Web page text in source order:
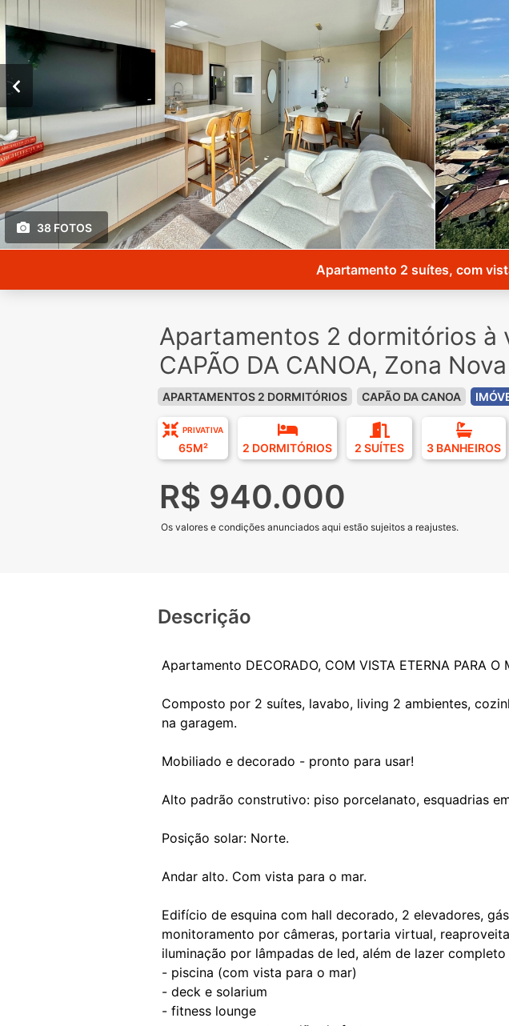
38 FOTOS
Apartamento 2 suítes, com
Apartamentos 2 dormitórios à
CAPÃO DA CANOA, Zona Nova
APARTAMENTOS 2 DORMITÓRIOS CAPÃO DA CANOA
PRIVATIVA
65M² 2 DORMITÓRIOS 2 SUÍTES 3 BANHEIROS
R$ 940.000
Os valores e condições anunciados aqui estão sujeitos a reajustes.
Descrição
Apartamento DECORADO, COM VISTA ETERNA PARA
Composto por 2 suítes, lavabo, living 2 ambientes,
na garagem.
Mobiliado e decorado - pronto para usar!
Alto padrão construtivo: piso porcelanato, esquadrias
Posição solar: Norte.
Andar alto. Com vista para o mar.
Edifício de esquina com hall decorado, 2 elevadores,
monitoramento por câmeras, portaria virtual,
iluminação por lâmpadas de led, além de lazer
- piscina (com vista para o mar)
- deck e solarium
- fitness lounge